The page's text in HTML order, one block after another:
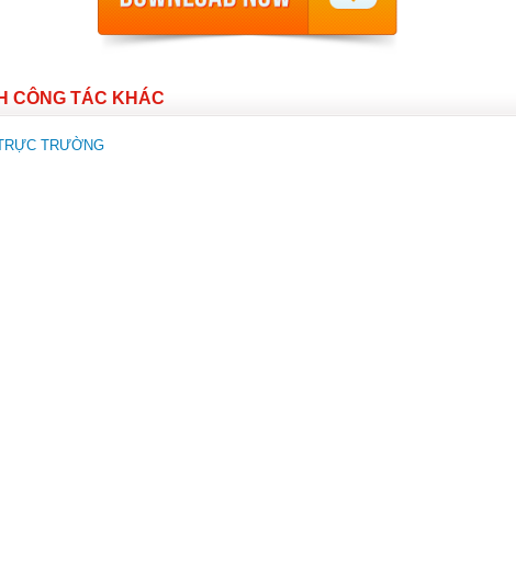
CÔNG TÁC KHÁC
TRƯỜNG